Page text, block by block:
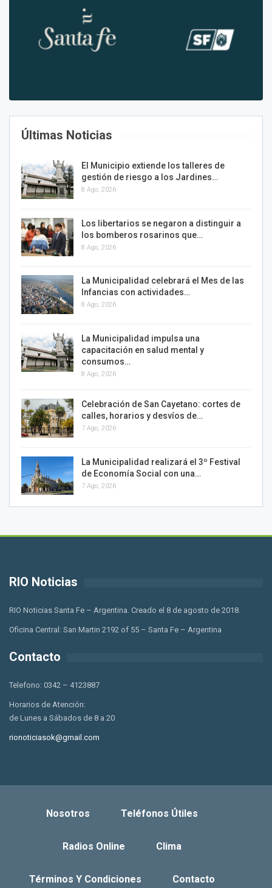
Últimas Noticias
El Municipio extiende los talleres de
gestión de riesgo a los Jardines…
8 Ago, 2026
Los libertarios se negaron a distinguir a
los bomberos rosarinos que…
8 Ago, 2026
La Municipalidad celebrará el Mes de las
Infancias con actividades…
8 Ago, 2026
La Municipalidad impulsa una
capacitación en salud mental y
consumos…
8 Ago, 2026
Celebración de San Cayetano: cortes de
calles, horarios y desvíos de…
7 Ago, 2026
La Municipalidad realizará el 3º Festival
de Economía Social con una…
7 Ago, 2026
RIO Noticias
RIO Noticias Santa Fe – Argentina. Creado el 8 de agosto de 2018.
Oficina Central: San Martin 2192 of 55 – Santa Fe – Argentina
Contacto
Telefono: 0342 – 4123887
Horarios de Atención:
de Lunes a Sábados de 8 a 20
rionoticiasok@gmail.com
Nosotros Teléfonos Útiles
Radios Online Clima
Términos Y Condiciones Contacto